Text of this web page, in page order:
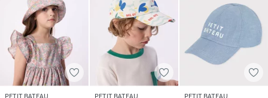
PETIT BATEAU PETIT BATEAU PETIT BATEAU